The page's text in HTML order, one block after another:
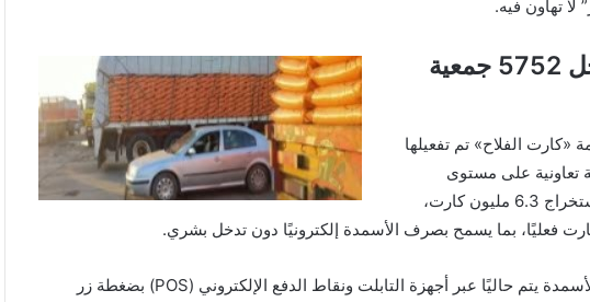
لا تهاون فيه.
ثورة رقمية داخل 5752 جمعية
الفلاح» تم تفعيلها
5752 جمعية تعاونية على مستوى
الجمهورية، حيث تم استخراج 6.3 مليون كارت،
وأشار إلى أن صرف الأسمدة يتم حاليًا عبر أجهزة التابلت ونقاط الدفع الإلكتروني (POS) بضغطة زر